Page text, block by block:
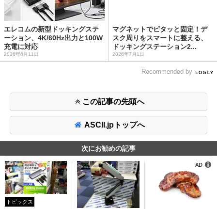
エレコムの新型ドッキングステ
ーション、4K/60Hz出力と100W
充電に対応
2026年6月11日
マグネットでピタッと固定！デ
スク周りをスマートに整える、
ドッキングステーション2...
2026年7月1日
Recommended by
この記事の先頭へ
ASCII.jpトップへ
次にお勧めの記事
トピックス
AD